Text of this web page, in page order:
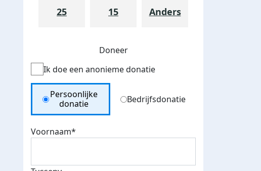
25 15 Anders
Doneer
Ik doe een anonieme donatie
Donation Type
Persoonlijke
donatie
Bedrijfsdonatie
Voornaam*